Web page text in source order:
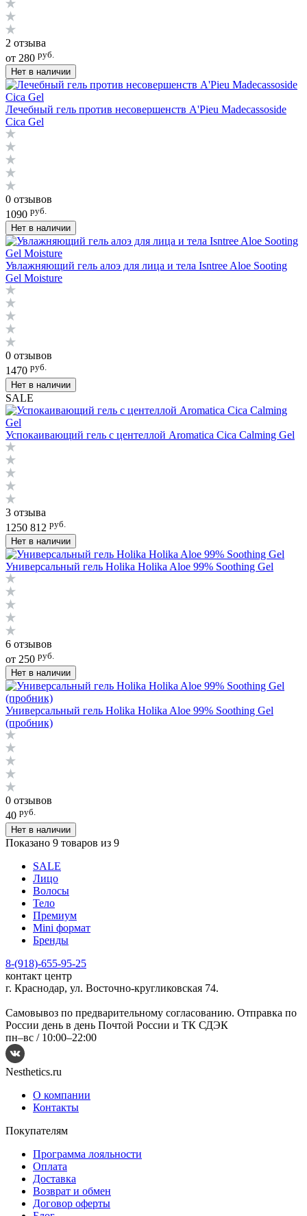
2 отзыва
от 280 руб.
Нет в наличии
Лечебный гель против несовершенств A'Pieu Madecassoside
Cica Gel
0 отзывов
1090 руб.
Нет в наличии
Увлажняющий гель алоэ для лица и тела Isntree Aloe Sooting
Gel Moisture
0 отзывов
1470 руб.
Нет в наличии
SALE
Успокаивающий гель с центеллой Aromatica Cica Calming Gel
3 отзыва
1250 812 руб.
Нет в наличии
Универсальный гель Holika Holika Aloe 99% Soothing Gel
6 отзывов
от 250 руб.
Нет в наличии
Универсальный гель Holika Holika Aloe 99% Soothing Gel
(пробник)
0 отзывов
40 руб.
Нет в наличии
Показано 9 товаров из 9
SALE
Лицо
Волосы
Тело
Премиум
Mini формат
Бренды
8-(918)-655-95-25
контакт центр
г. Краснодар, ул. Восточно-кругликовская 74.
Самовывоз по предварительному согласованию. Отправка по
России день в день Почтой России и ТК СДЭК
пн–вс / 10:00–22:00
Nesthetics.ru
О компании
Контакты
Покупателям
Программа лояльности
Оплата
Доставка
Возврат и обмен
Договор оферты